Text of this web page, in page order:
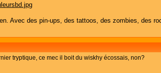
Avec des pin-ups, des tattoos, des zombies, des
tryptique, ce mec il boit du wiskhy écossais, non?